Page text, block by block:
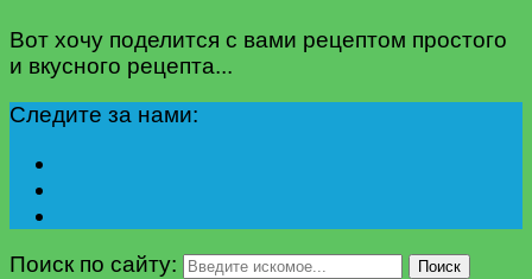
Вот хочу поделится с вами рецептом простого
и вкусного рецепта...
Следите за нами:
Поиск по сайту: Поиск